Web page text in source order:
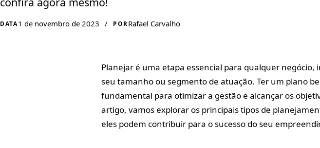
DATA1 de novembro de 2023 / PORRafael Carvalho
Planejar é uma etapa essencial para qualquer
seu tamanho ou segmento de atuação. Ter um plano
fundamental para otimizar a gestão e alcançar os
artigo, vamos explorar os principais tipos de
eles podem contribuir para o sucesso do seu